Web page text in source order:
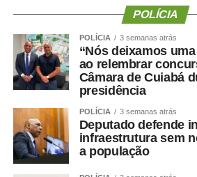
“O protagonismo do HMC é
de equipes multiprofissionais
uma gestão comprometida com a
humanização da assistência. Além
queimados, temos ampliado a oferta
e procedimentos especializados,
e qualidade no atendimento prestado
POLÍCIA
POLÍCIA 3 semanas atrás
“Nós deixamos
ao relembrar
Câmara de Cuiabá
presidência
POLÍCIA 3 semanas atrás
Deputado defende
infraestrutura sem
a população